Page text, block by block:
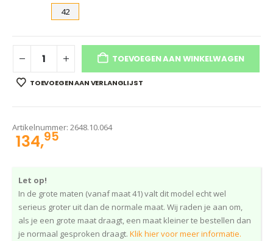
42
TOEVOEGEN AAN WINKELWAGEN
TOEVOEGEN AAN VERLANGLIJST
Artikelnummer: 2648.10.064
134,95
Let op!
In de grote maten (vanaf maat 41) valt dit model echt wel
serieus groter uit dan de normale maat. Wij raden je aan om,
als je een grote maat draagt, een maat kleiner te bestellen dan
je normaal gesproken draagt. Klik hier voor meer informatie.